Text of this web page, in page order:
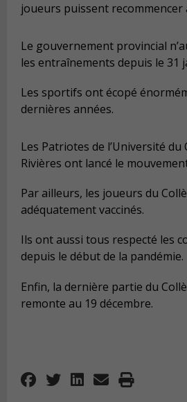
joueurs puissent recommencer
Le gouvernement provincial
les entraînements depuis le 31
Les sportifs ont écopé
dernières années.
Les Patriotes de l’Université du
Rivières ont lancé le
Par ailleurs, les joueurs du
adéquatement vaccinés.
Ils ont aussi tous respecté les
depuis le début de la pandémie.
Enfin, la dernière partie du
remonte au 19 décembre.